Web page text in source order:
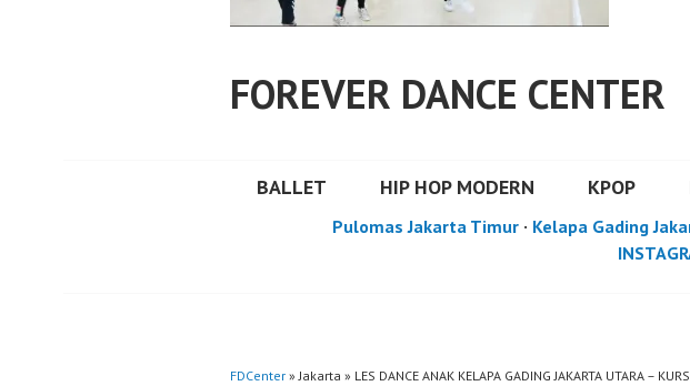
FOREVER DANCE CENTER
BALLET HIP HOP MODERN KPOP
Pulomas Jakarta Timur · Kelapa Gading
FDCenter » Jakarta » LES DANCE ANAK KELAPA GADING JAKARTA UTARA –